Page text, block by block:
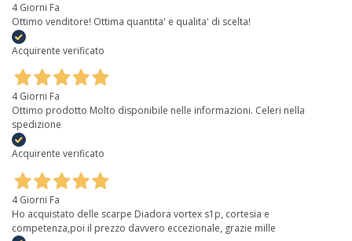
4 Giorni Fa
Ottimo venditore! Ottima quantita' e qualita' di scelta!
Acquirente verificato
4 Giorni Fa
Ottimo prodotto Molto disponibile nelle informazioni. Celeri nella
spedizione
Acquirente verificato
4 Giorni Fa
Ho acquistato delle scarpe Diadora vortex s1p, cortesia e
competenza,poi il prezzo davvero eccezionale, grazie mille